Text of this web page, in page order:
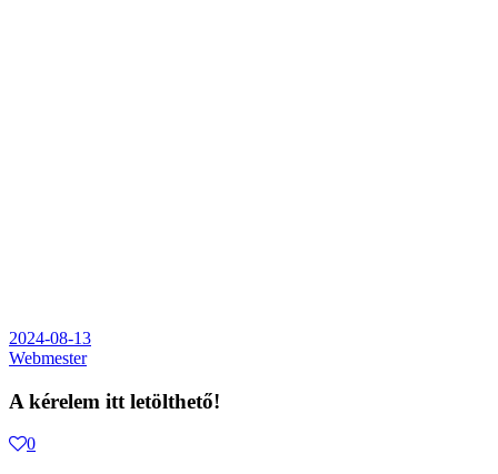
2024-08-13
Webmester
A kérelem itt letölthető!
0